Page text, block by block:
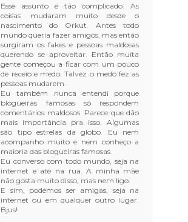
Esse assunto é tão complicado. As
coisas mudaram muito desde o
nascimento do Orkut. Antes todo
mundo queria fazer amigos, mas então
surgiram os fakes e pessoas maldosas
querendo se aproveitar. Então muita
gente começou a ficar com um pouco
de receio e medo. Talvez o medo fez as
pessoas mudarem.
Eu também nunca entendi porque
blogueiras famosas só respondem
comentários maldosos. Parece que dão
mais importância pra isso. Algumas
são tipo estrelas da globo. Eu nem
acompanho muito e nem conheço a
maioria das blogueiras famosas.
Eu converso com todo mundo, seja na
internet e até na rua. A minha mãe
não gosta muito disso, mas nem ligo.
E sim, podemos ser amigas, seja na
internet ou em qualquer outro lugar.
Bjus!